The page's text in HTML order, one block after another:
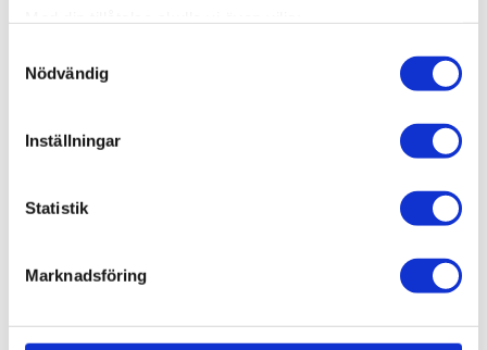
kan ha en noggrannhet på upp till flera meter
Ta reda på mer om hur dina personliga uppgifter
Du kan ändra eller dra tillbaka ditt samtycke när som
Vi använder enhetsidentifierare för att anpassa innehållet
för sociala medier och analysera vår trafik. Vi
Nödvändig
Inställningar
Statistik
Marknadsföring